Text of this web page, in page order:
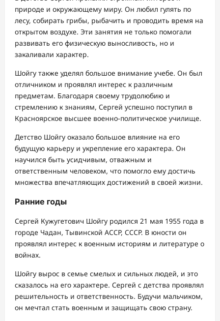
природе и окружающему миру. Он любил гулять по
лесу, собирать грибы, рыбачить и проводить время на
открытом воздухе. Эти занятия не только помогали
развивать его физическую выносливость, но и
закаливали характер.
Шойгу также уделял большое внимание учебе. Он был
отличником и проявлял интерес к различным
предметам. Благодаря своему трудолюбию и
стремлению к знаниям, Сергей успешно поступил в
Красноярское высшее военно-политическое училище.
Детство Шойгу оказало большое влияние на его
будущую карьеру и укрепление его характера. Он
научился быть усидчивым, отважным и
ответственным человеком, что помогло ему достичь
множества впечатляющих достижений в своей жизни.
Ранние годы
Сергей Кужугетович Шойгу родился 21 мая 1955 года в
городе Чадан, Тывинской АССР, СССР. В юности он
проявлял интерес к военным историям и литературе о
войнах.
Шойгу вырос в семье смелых и сильных людей, и это
сказалось на его характере. Сергей с детства проявлял
решительность и ответственность. Будучи мальчиком,
он мечтал стать военным и защищать свою страну.